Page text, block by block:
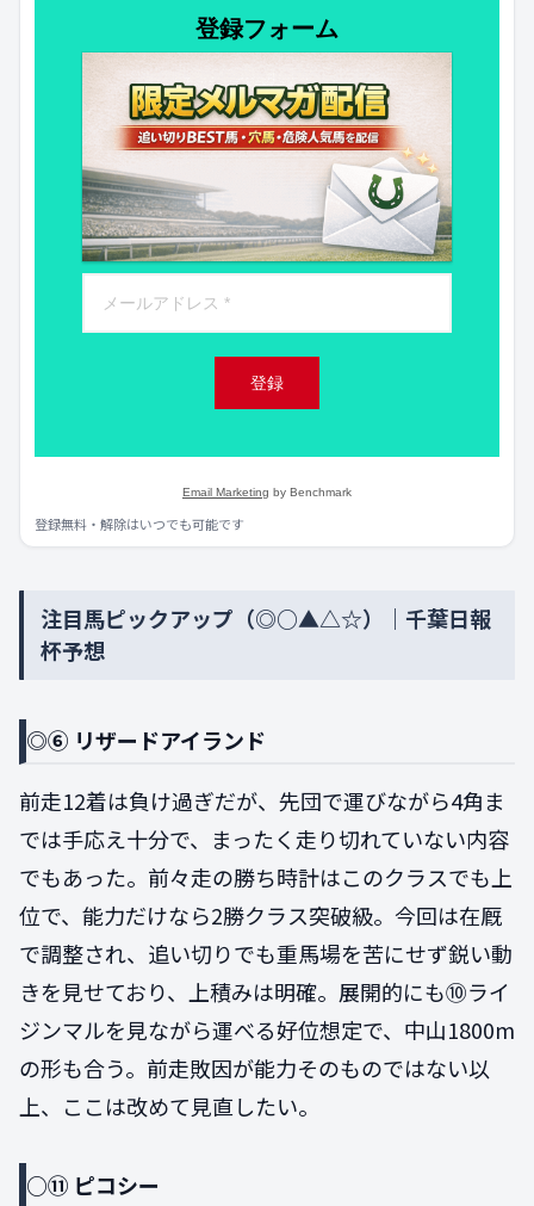
登録フォーム
登録
Email Marketing by Benchmark
登録無料・解除はいつでも可能です
注目馬ピックアップ（◎○▲△☆）｜千葉日報
杯予想
◎⑥ リザードアイランド
前走12着は負け過ぎだが、先団で運びながら4角ま
では手応え十分で、まったく走り切れていない内容
でもあった。前々走の勝ち時計はこのクラスでも上
位で、能力だけなら2勝クラス突破級。今回は在厩
で調整され、追い切りでも重馬場を苦にせず鋭い動
きを見せており、上積みは明確。展開的にも⑩ライ
ジンマルを見ながら運べる好位想定で、中山1800m
の形も合う。前走敗因が能力そのものではない以
上、ここは改めて見直したい。
○⑪ ピコシー